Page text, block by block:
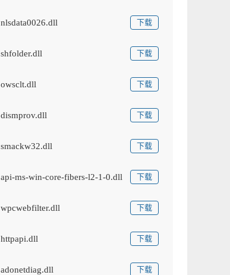
nlsdata0026.dll 下载
shfolder.dll 下载
owsclt.dll 下载
dismprov.dll 下载
smackw32.dll 下载
api-ms-win-core-fibers-l2-1-0.dll 下载
wpcwebfilter.dll 下载
httpapi.dll 下载
adonetdiag.dll 下载